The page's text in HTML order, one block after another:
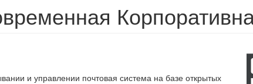
и управлении почтовая система на базе открытых